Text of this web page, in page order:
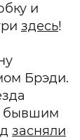
и
здесь!
Брэди.
бывшим
засняли